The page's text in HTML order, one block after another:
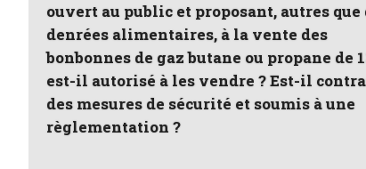
ouvert au public et proposant, autres que
denrées alimentaires, à la vente des
bonbonnes de gaz butane ou propane de
est-il autorisé à les vendre ? Est-il
des mesures de sécurité et soumis à une
règlementation ?